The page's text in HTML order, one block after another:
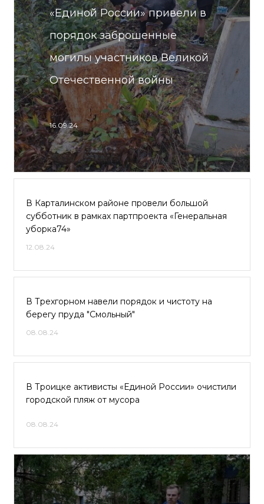
«Единой России» привели в
порядок заброшенные
могилы участников Великой
Отечественной войны
16.09.24
В Карталинском районе провели большой
субботник в рамках партпроекта «Генеральная
уборка74»
12.08.24
В Трехгорном навели порядок и чистоту на
берегу пруда "Смольный"
08.08.24
В Троицке активисты «Единой России» очистили
городской пляж от мусора
08.08.24